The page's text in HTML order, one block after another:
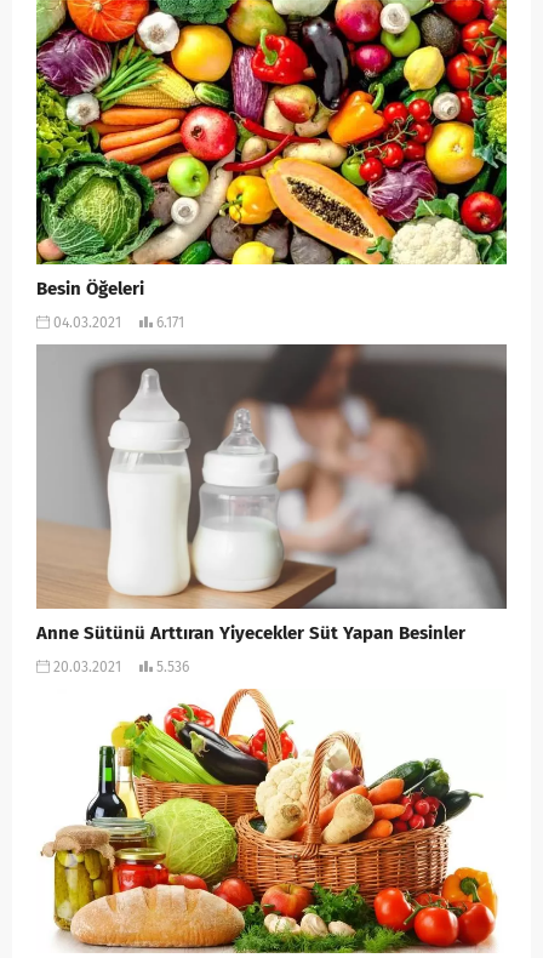
Besin Öğeleri
04.03.2021 6.171
Anne Sütünü Arttıran Yiyecekler Süt Yapan Besinler
20.03.2021 5.536